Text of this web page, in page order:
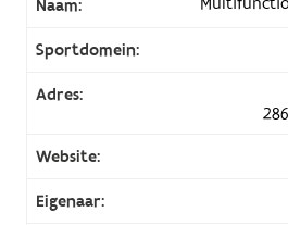
Naam:
Sportdomein:
Adres:
Website:
Eigenaar: